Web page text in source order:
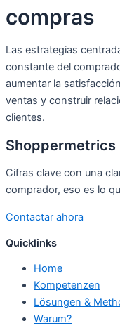
compras
Las estrategias
constante del
aumentar la
ventas y construir
clientes.
Shoppermetrics
Cifras clave con una
comprador, eso es lo
Contactar ahora
Quicklinks
Home
Kompetenzen
Lösungen &
Warum?